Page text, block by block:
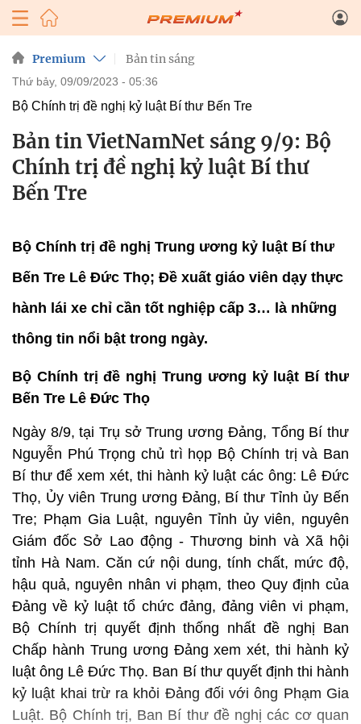
Premium Bản tin sáng
thứ bảy, 09/09/2023 - 05:36
Bộ Chính trị đề nghị kỷ luật Bí thư Bến Tre
Bản tin VietNamNet sáng 9/9: Bộ
Chính trị đề nghị kỷ luật Bí thư
Bến Tre
Bộ Chính trị đề nghị Trung ương kỷ luật Bí thư
Bến Tre Lê Đức Thọ; Đề xuất giáo viên dạy thực
hành lái xe chỉ cần tốt nghiệp cấp 3… là những
thông tin nổi bật trong ngày.
Bộ Chính trị đề nghị Trung ương kỷ luật Bí thư
Bến Tre Lê Đức Thọ
Ngày 8/9, tại Trụ sở Trung ương Đảng, Tổng Bí thư
Nguyễn Phú Trọng chủ trì họp Bộ Chính trị và Ban
Bí thư để xem xét, thi hành kỷ luật các ông: Lê Đức
Thọ, Ủy viên Trung ương Đảng, Bí thư Tỉnh ủy Bến
Tre; Phạm Gia Luật, nguyên Tỉnh ủy viên, nguyên
Giám đốc Sở Lao động - Thương binh và Xã hội
tỉnh Hà Nam. Căn cứ nội dung, tính chất, mức độ,
hậu quả, nguyên nhân vi phạm, theo Quy định của
Đảng về kỷ luật tổ chức đảng, đảng viên vi phạm,
Bộ Chính trị quyết định thống nhất đề nghị Ban
Chấp hành Trung ương Đảng xem xét, thi hành kỷ
luật ông Lê Đức Thọ. Ban Bí thư quyết định thi hành
kỷ luật khai trừ ra khỏi Đảng đối với ông Phạm Gia
Luật. Bộ Chính trị, Ban Bí thư đề nghị các cơ quan